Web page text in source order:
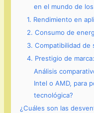
en el mundo de
1. Rendimiento en
2. Consumo de
3. Compatibilidad de
4. Prestigio de marca:
Análisis
Intel o AMD, para
tecnológica?
¿Cuáles son las